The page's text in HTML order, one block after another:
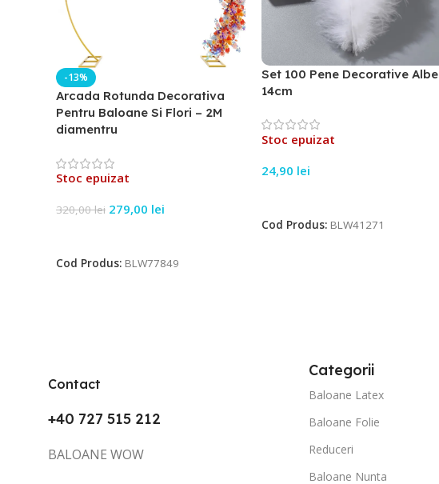
-13%
Arcada Rotunda Decorativa
Pentru Baloane Si Flori – 2M
diamentru
Stoc epuizat
320,00lei 279,00 lei
Cod Produs: BLW77849
Set 100 Pene Decorative Albe
14cm
Stoc epuizat
24,90 lei
Cod Produs: BLW41271
Contact
+40 727 515 212
BALOANE WOW
Categorii
Baloane Latex
Baloane Folie
Reduceri
Baloane Nunta